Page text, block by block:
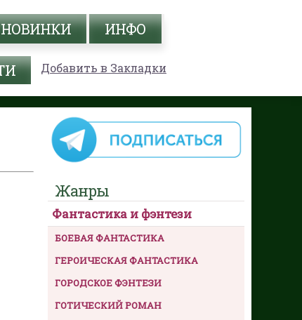
НОВИНКИ ИНФО
Добавить в Закладки
Жанры
Фантастика и фэнтези
БОЕВАЯ ФАНТАСТИКА
ГЕРОИЧЕСКАЯ ФАНТАСТИКА
ГОРОДСКОЕ ФЭНТЕЗИ
ГОТИЧЕСКИЙ РОМАН